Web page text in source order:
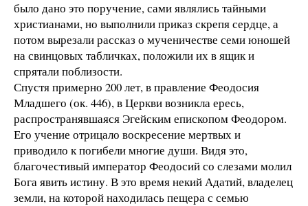
было дано это поручение, сами являлись тайными
христианами, но выполнили приказ скрепя сердце, а
потом вырезали рассказ о мученичестве семи юношей
на свинцовых табличках, положили их в ящик и
спрятали поблизости.
Спустя примерно 200 лет, в правление Феодосия
Младшего (ок. 446), в Церкви возникла ересь,
распространявшаяся Эгейским епископом Феодором.
Его учение отрицало воскресение мертвых и
приводило к погибели многие души. Видя это,
благочестивый император Феодосий со слезами молил
Бога явить истину. В это время некий Адатий, владелец
земли, на которой находилась пещера с семью